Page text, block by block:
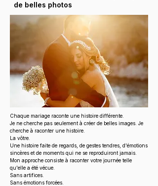
de belles photos
Chaque mariage raconte une histoire différente.
Je ne cherche pas seulement à créer de belles images. Je
cherche à raconter une histoire.
La vôtre.
Une histoire faite de regards, de gestes tendres, d'émotions
sincères et de moments qui ne se reproduiront jamais.
Mon approche consiste à raconter votre journée telle
qu'elle a été vécue.
Sans artifices.
Sans émotions forcées.